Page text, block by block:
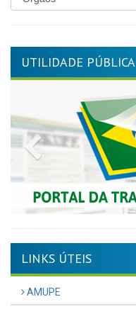
UTILIDADE PÚBLICA
Previous
LINKS ÚTEIS
AMUPE